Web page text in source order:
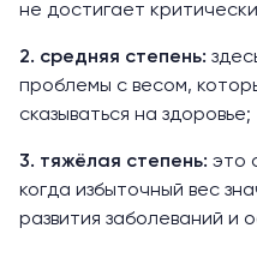
не достигает
2. средняя степень:
проблемы с весом,
сказываться на здоровье;
3. тяжёлая степень: это
когда избыточный вес
развития заболеваний и